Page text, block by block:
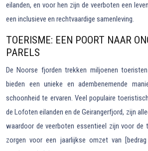
eilanden, en voor hen zijn de veerboten een
een inclusieve en rechtvaardige samenleving.
TOERISME: EEN POORT NAAR
PARELS
De Noorse fjorden trekken miljoenen
bieden een unieke en adembenemende
schoonheid te ervaren. Veel populaire
de Lofoten eilanden en de Geirangerfjord, zijn
waardoor de veerboten essentieel zijn voor de
zorgen voor een jaarlijkse omzet van